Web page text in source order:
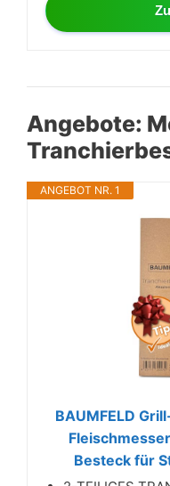
Angebote:
ANGEBOT NR. 1
BAUMFELD
Besteck für